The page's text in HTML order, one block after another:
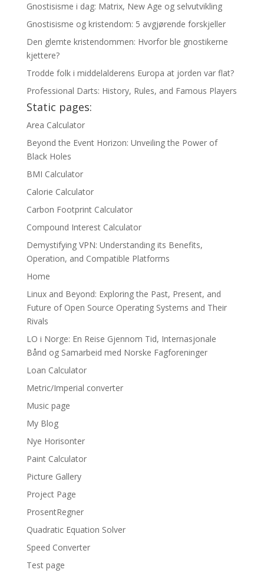
Gnostisisme i dag: Matrix, New Age og selvutvikling
Gnostisisme og kristendom: 5 avgjørende forskjeller
Den glemte kristendommen: Hvorfor ble gnostikerne
kjettere?
Trodde folk i middelalderens Europa at jorden var flat?
Professional Darts: History, Rules, and Famous Players
Static pages:
Area Calculator
Beyond the Event Horizon: Unveiling the Power of
Black Holes
BMI Calculator
Calorie Calculator
Carbon Footprint Calculator
Compound Interest Calculator
Demystifying VPN: Understanding its Benefits,
Operation, and Compatible Platforms
Home
Linux and Beyond: Exploring the Past, Present, and
Future of Open Source Operating Systems and Their
Rivals
LO i Norge: En Reise Gjennom Tid, Internasjonale
Bånd og Samarbeid med Norske Fagforeninger
Loan Calculator
Metric/Imperial converter
Music page
My Blog
Nye Horisonter
Paint Calculator
Picture Gallery
Project Page
ProsentRegner
Quadratic Equation Solver
Speed Converter
Test page